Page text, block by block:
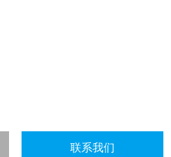
联系我们